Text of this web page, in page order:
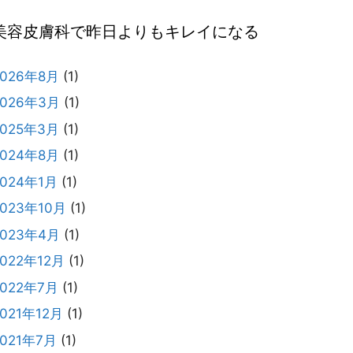
容皮膚科で昨日よりもキレイになる
年8月 (1)
年3月 (1)
年3月 (1)
年8月 (1)
年1月 (1)
年10月 (1)
年4月 (1)
年12月 (1)
年7月 (1)
年12月 (1)
年7月 (1)